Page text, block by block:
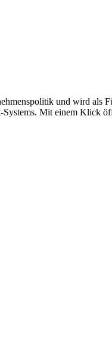
und wird als
Systems. Mit einem Klick